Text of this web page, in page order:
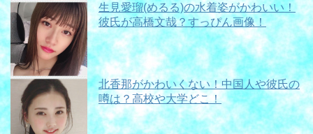
生見愛瑠(めるる)の水着姿がかわいい！
彼氏が高橋文哉？すっぴん画像！
北香那がかわいくない！中国人や彼氏の
噂は？高校や大学どこ！